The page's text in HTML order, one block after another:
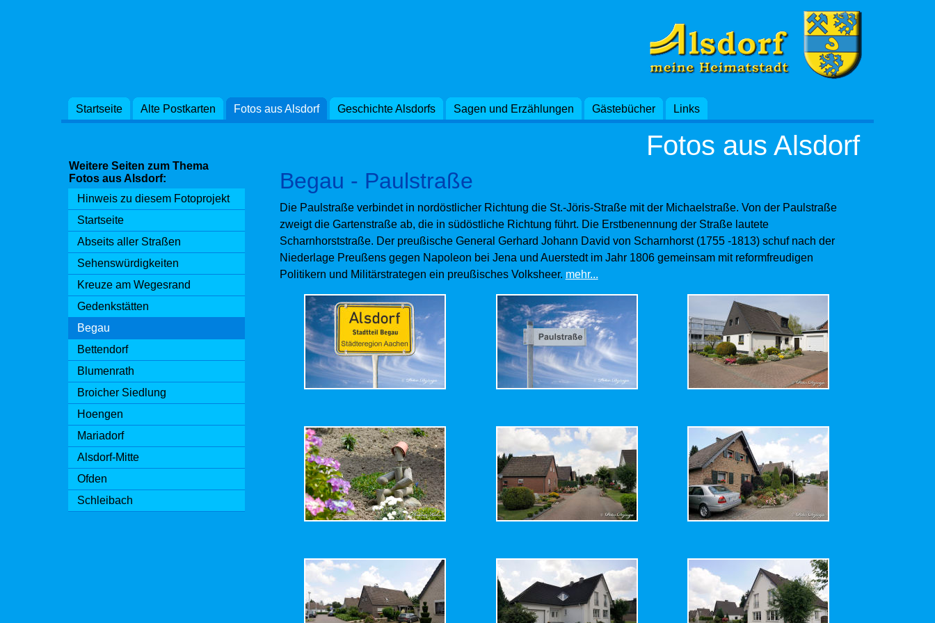
Startseite Alte Postkarten Fotos aus Alsdorf Geschichte Alsdorfs Sagen und Erzählungen Gästebücher Links
Weitere Seiten zum Thema
Fotos aus Alsdorf:
Hinweis zu diesem Fotoprojekt
Startseite
Abseits aller Straßen
Sehenswürdigkeiten
Kreuze am Wegesrand
Gedenkstätten
Begau
Bettendorf
Blumenrath
Broicher Siedlung
Hoengen
Mariadorf
Alsdorf-Mitte
Ofden
Schleibach
Fotos aus Alsdorf
Begau - Paulstraße
Die Paulstraße verbindet in nordöstlicher Richtung die St.-Jöris-Straße mit der Michaelstraße. Von der Paulstraße
zweigt die Gartenstraße ab, die in südöstliche Richtung führt. Die Erstbenennung der Straße lautete
Scharnhorststraße. Der preußische General Gerhard Johann David von Scharnhorst (1755 -1813) schuf nach der
Niederlage Preußens gegen Napoleon bei Jena und Auerstedt im Jahr 1806 gemeinsam mit reformfreudigen
Politikern und Militärstrategen ein preußisches Volksheer. mehr...
kommunalen Neugliederung von 1972 erfolgte eine erneute Namensänderung in Paulstraße, um Verwechslungen mit
Für die neue Straßenbezeichnung wählte man den Namen Paul. Die Bezeichnung ist abgeleitet von Paulus, stammt
aus dem Lateinischen und heißt „der Kleine“. Die Verehrung des Apostels Paulus kommt mit dem Namen Paul erst im
15. Jahrhundert zur Geltung. Von der einstigen Beliebtheit des Namens in der Ostkirche zeugen zahlreiche
ostdeutsche und slawische Familiennamen z. B. Pawl, Pagel und Pawlick.
Quelle: Straßen und Plätze in Alsdorf von Resi Kohnen